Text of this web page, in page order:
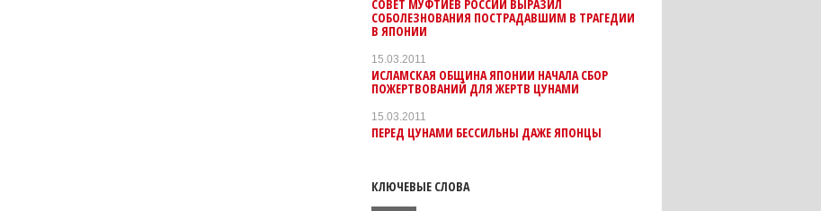
СОВЕТ МУФТИЕВ РОССИИ ВЫРАЗИЛ
СОБОЛЕЗНОВАНИЯ ПОСТРАДАВШИМ В ТРАГЕДИИ
В ЯПОНИИ
15.03.2011
ИСЛАМСКАЯ ОБЩИНА ЯПОНИИ НАЧАЛА СБОР
ПОЖЕРТВОВАНИЙ ДЛЯ ЖЕРТВ ЦУНАМИ
15.03.2011
ПЕРЕД ЦУНАМИ БЕССИЛЬНЫ ДАЖЕ ЯПОНЦЫ
КЛЮЧЕВЫЕ СЛОВА